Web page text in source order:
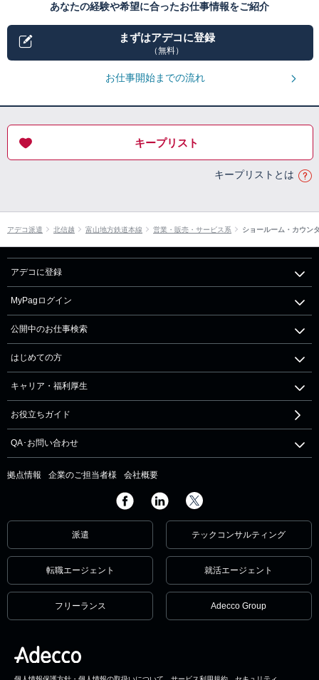
あなたの経験や希望に合ったお仕事情報をご紹介
まずはアデコに登録
（無料）
お仕事開始までの流れ
キープリスト
キープリストとは
アデコ派遣 北信越 富山地方鉄道本線 営業・販売・サービス系 ショールーム・カウン
アデコに登録
MyPagログイン
公開中のお仕事検索
はじめての方
キャリア・福利厚生
お役立ちガイド
QA･お問い合わせ
拠点情報 企業のご担当者様 会社概要
派遣 テックコンサルティング
転職エージェント 就活エージェント
フリーランス Adecco Group